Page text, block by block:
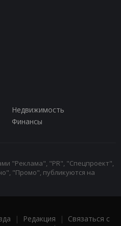
Недвижимость
Финансы
"Реклама", "PR", "Спецпроект",
"Промо", публикуются на
| Редакция | Связаться с